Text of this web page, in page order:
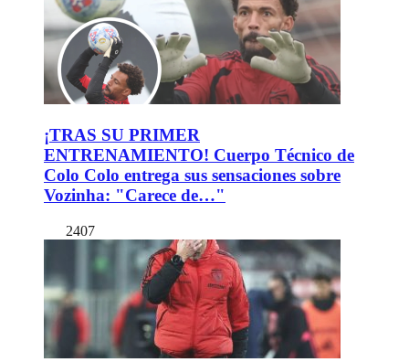
¡TRAS SU PRIMER
ENTRENAMIENTO! Cuerpo Técnico de
Colo Colo entrega sus sensaciones sobre
Vozinha: "Carece de…"
2407